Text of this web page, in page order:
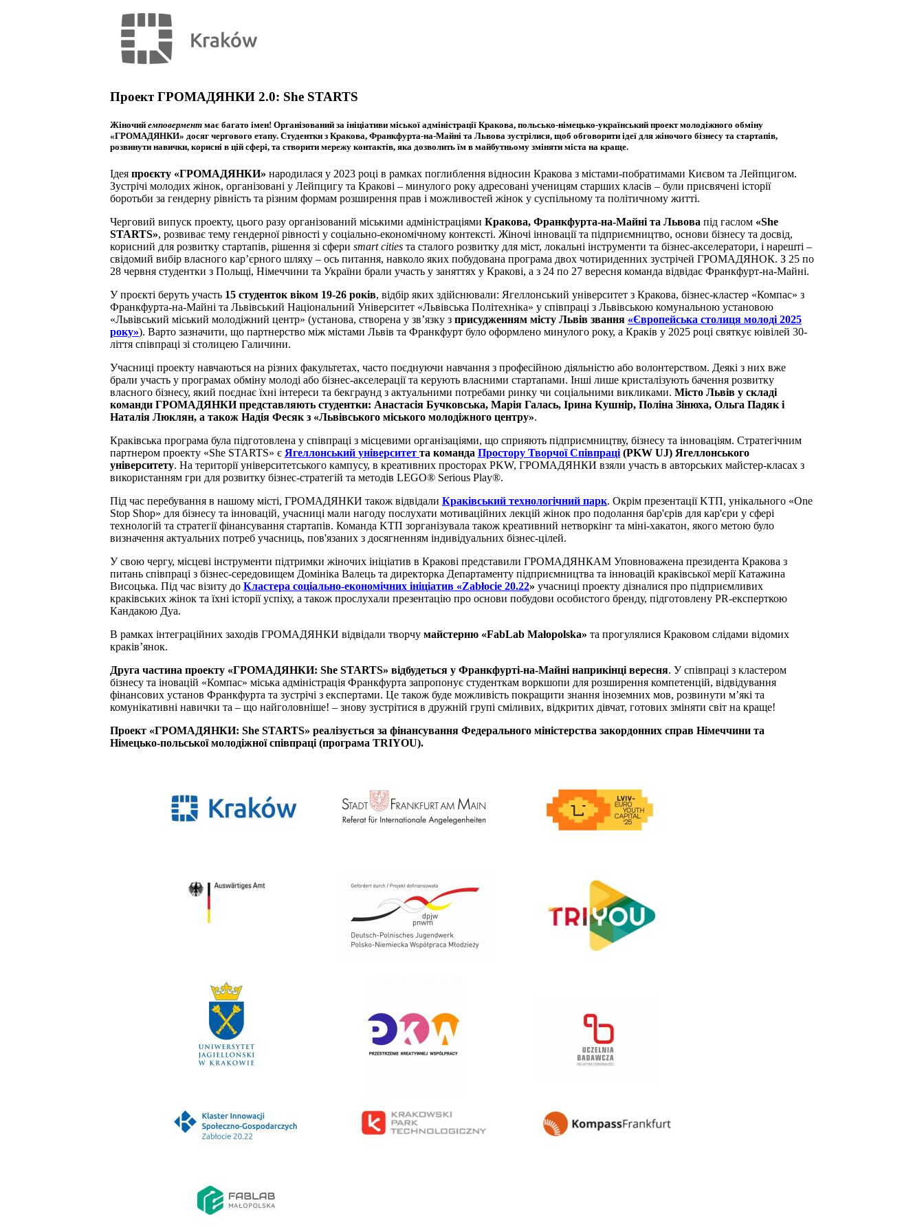
Проект ГРОМАДЯНКИ 2.0: She STARTS
Жіночий емповермент має багато імен! Організований за ініціативи міської адміністрації Кракова, польсько-німецько-український проект молодіжного обміну
«ГРОМАДЯНКИ» досяг чергового етапу. Студентки з Кракова, Франкфурта-на-Майні та Львова зустрілися, щоб обговорити ідеї для жіночого бізнесу та стартапів,
розвинути навички, корисні в цій сфері, та створити мережу контактів, яка дозволить їм в майбутньому зміняти міста на краще.
Ідея проєкту «ГРОМАДЯНКИ» народилася у 2023 році в рамках поглиблення відносин Кракова з містами-побратимами Києвом та Лейпцигом.
Зустрічі молодих жінок, організовані у Лейпцигу та Кракові – минулого року адресовані ученицям старших класів – були присвячені історії
боротьби за гендерну рівність та різним формам розширення прав і можливостей жінок у суспільному та політичному житті.
Черговий випуск проекту, цього разу організований міськими адміністраціями Кракова, Франкфурта-на-Майні та Львова під гаслом «She
STARTS», розвиває тему гендерної рівності у соціально-економічному контексті. Жіночі інновації та підприємництво, основи бізнесу та досвід,
корисний для розвитку стартапів, рішення зі сфери smart cities та сталого розвитку для міст, локальні інструменти та бізнес-акселератори, і нарешті –
свідомий вибір власного кар’єрного шляху – ось питання, навколо яких побудована програма двох чотириденних зустрічей ГРОМАДЯНОК. З 25 по
28 червня студентки з Польщі, Німеччини та України брали участь у заняттях у Кракові, а з 24 по 27 вересня команда відвідає Франкфурт-на-Майні.
У проєкті беруть участь 15 студенток віком 19-26 років, відбір яких здійснювали: Ягеллонський університет з Кракова, бізнес-кластер «Компас» з
Франкфурта-на-Майні та Львівський Національний Університет «Львівська Політехніка» у співпраці з Львівською комунальною установою
«Львівський міський молодіжний центр» (установа, створена у зв’язку з присудженням місту Львів звання «Європейська столиця молоді 2025
року»). Варто зазначити, що партнерство між містами Львів та Франкфурт було оформлено минулого року, а Краків у 2025 році святкує юівілей 30-
ліття співпраці зі столицею Галичини.
Учасниці проекту навчаються на різних факультетах, часто поєднуючи навчання з професійною діяльністю або волонтерством. Деякі з них вже
брали участь у програмах обміну молоді або бізнес-акселерації та керують власними стартапами. Інші лише кристалізують бачення розвитку
власного бізнесу, який поєднає їхні інтереси та бекграунд з актуальними потребами ринку чи соціальними викликами. Місто Львів у складі
команди ГРОМАДЯНКИ представляють студентки: Анастасія Бучковська, Марія Галась, Ірина Кушнір, Поліна Зінюха, Ольга Падяк і
Наталія Люклян, а також Надія Фесяк з «Львівського міського молодіжного центру».
Краківська програма була підготовлена ​​у співпраці з місцевими організаціями, що сприяють підприємництву, бізнесу та інноваціям. Стратегічним
партнером проекту «She STARTS» є Ягеллонський університет та команда Простору Творчої Співпраці (PKW UJ) Ягеллонського
університету. На території університетського кампусу, в креативних просторах PKW, ГРОМАДЯНКИ взяли участь в авторських майстер-класах з
використанням гри для розвитку бізнес-стратегій та методів LEGO® Serious Play®.
Під час перебування в нашому місті, ГРОМАДЯНКИ також відвідали Краківський технологічний парк. Окрім презентації KТП, унікального «One
Stop Shop» для бізнесу та інновацій, учасниці мали нагоду послухати мотиваційних лекцій жінок про подолання бар'єрів для кар'єри у сфері
технологій та стратегії фінансування стартапів. Команда KТП зорганізувала також креативний нетворкінг та міні-хакатон, якого метою було
визначення актуальних потреб учасниць, пов'язаних з досягненням індивідуальних бізнес-цілей.
У свою чергу, місцеві інструменти підтримки жіночих ініціатив в Кракові представили ГРОМАДЯНКАМ Уповноважена президента Кракова з
питань співпраці з бізнес-середовищем Домініка Валець та директорка Департаменту підприємництва та інновацій краківської мерії Катажина
Висоцька. Під час візиту до Кластера соціально-економічних ініціатив «Zabłocie 20.22» учасниці проекту дізналися про підприємливих
краківських жінок та їхні історії успіху, а також прослухали презентацію про основи побудови особистого бренду, підготовлену PR-експерткою
Кандакою Дуа.
В рамках інтеграційних заходів ГРОМАДЯНКИ відвідали творчу майстерню «FabLab Małopolska» та прогулялися Краковом слідами відомих
краків’янок.
Друга частина проекту «ГРОМАДЯНКИ: She STARTS» відбудеться у Франкфурті-на-Майні наприкінці вересня. У співпраці з кластером
бізнесу та іновацій «Компас» міська адміністрація Франкфурта запропонує студенткам воркшопи для розширення компетенцій, відвідування
фінансових установ Франкфурта та зустрічі з експертами. Це також буде можливість покращити знання іноземних мов, розвинути м’які та
комунікативні навички та – що найголовніше! – знову зустрітися в дружній групі сміливих, відкритих дівчат, готових зміняти світ на краще!
Проект «ГРОМАДЯНКИ: She STARTS» реалізується за фінансування Федерального міністерства закордонних справ Німеччини та
Німецько-польської молодіжної співпраці (програма TRIYOU).